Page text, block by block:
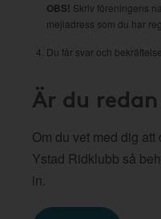
OBS! Skriv föreningens
mejladress som du har
Du får svar och
Är du
Om du vet med dig
Ystad Ridklubb så
in.